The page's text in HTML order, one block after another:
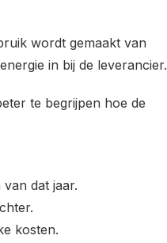
wordt gemaakt van
in bij de leverancier.
te begrijpen hoe de
dat jaar.
kosten.